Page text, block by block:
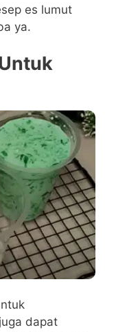
es lumut
ya.
dapat